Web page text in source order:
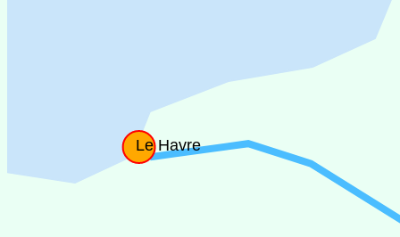
Le Havre